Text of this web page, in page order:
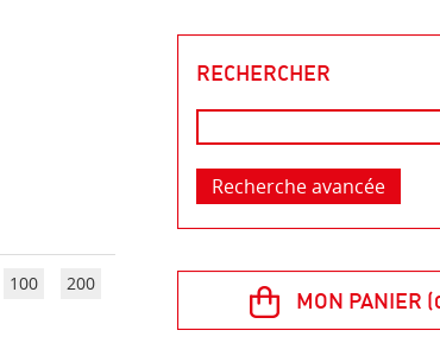
100 200
RECHERCHER
Recherche avancée